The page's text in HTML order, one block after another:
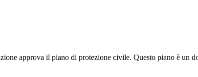
approva il piano di protezione civile. Questo piano è un